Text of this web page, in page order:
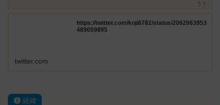
https://twitter.com/koji8782/status/2062063953
489059895
twitter.com
経緯